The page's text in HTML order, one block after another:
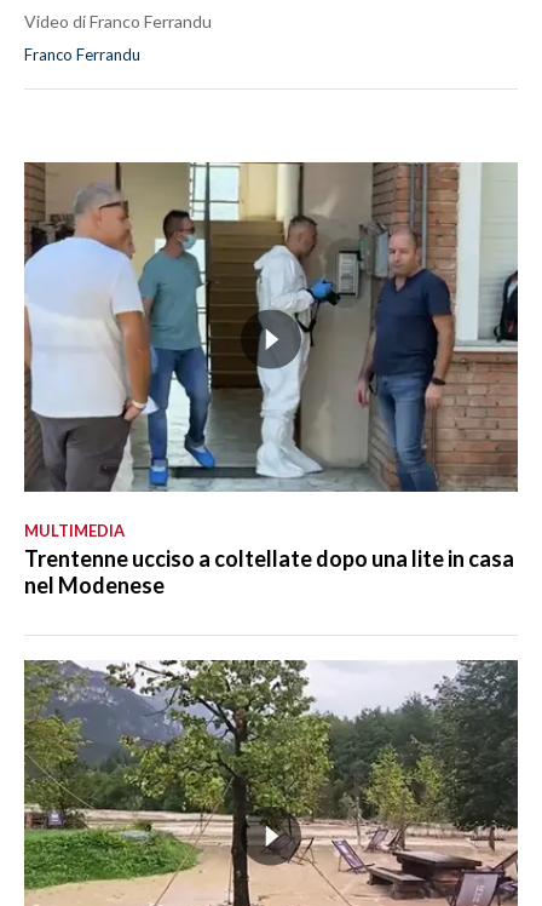
Video di Franco Ferrandu
Franco Ferrandu
MULTIMEDIA
Trentenne ucciso a coltellate dopo una lite in casa
nel Modenese